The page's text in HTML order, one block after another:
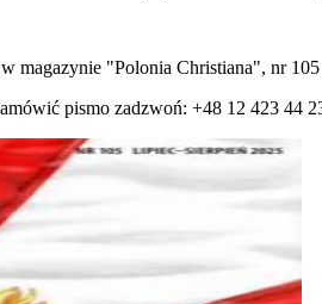
magazynie "Polonia Christiana", nr
pismo zadzwoń: +48 12 423 44